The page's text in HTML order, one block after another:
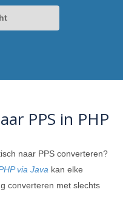
PPS in PHP
naar PPS converteren?
via Java kan elke
converteren met slechts